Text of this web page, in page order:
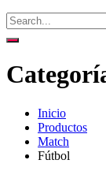
Inicio
Productos
Match
Fútbol